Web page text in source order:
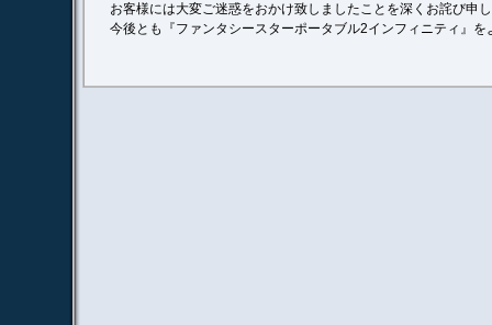
お客様には大変ご迷惑をおかけ致しましたことを深くお詫び申
今後とも『ファンタシースターポータブル2インフィニティ』